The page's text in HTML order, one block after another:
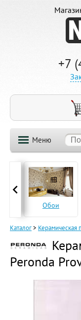
+7
Меню
Обои
Каталог> Керамическая
Peronda